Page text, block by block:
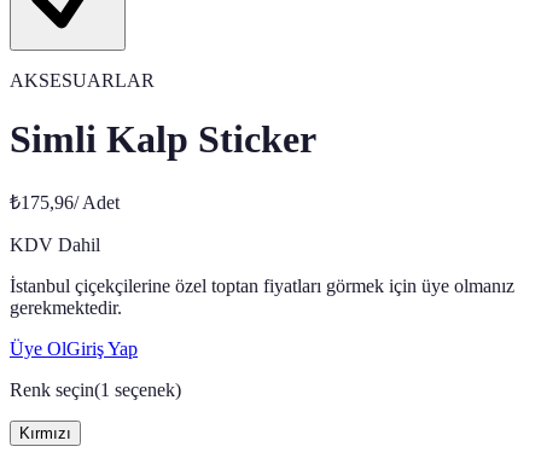
AKSESUARLAR
Simli Kalp Sticker
₺175,96/Adet
KDV Dahil
İstanbul çiçekçilerine özel toptan fiyatları görmek için üye olmanız
gerekmektedir.
Üye OlGiriş Yap
Renk seçin(1 seçenek)
Kırmızı